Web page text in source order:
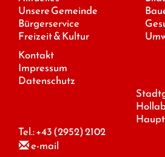
Unsere Gemeinde
Bürgerservice
Freizeit & Kultur
Kontakt
Impressum
Datenschutz
Tel.:+43 (2952) 2102
e-mail